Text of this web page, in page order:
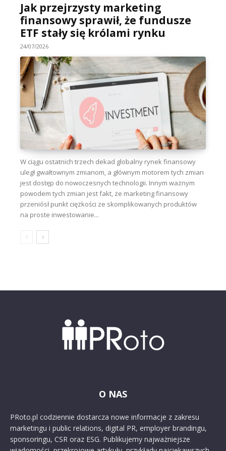
Jak przejrzysty marketing
finansowy sprawił, że fundusze
ETF stały się królami rynku
24/07/2026
W ciągu ostatnich trzech dekad globalny rynek finansowy
uległ gwałtownym zmianom, a głównym motorem tych zmian
jest dostęp do nowoczesnych technologii. Innym ważnym
powodem tych zmian jest fakt, że marketing finansowy
przeniósł punkt ciężkości ze skomplikowanych produktów
na proste inwestowanie...
O NAS
PRoto.pl codziennie dostarcza nowe informacje z zakresu
marketingu i public relations, digital PR, employer brandingu,
sponsoringu, CSR oraz ESG. Publikujemy najważniejsze